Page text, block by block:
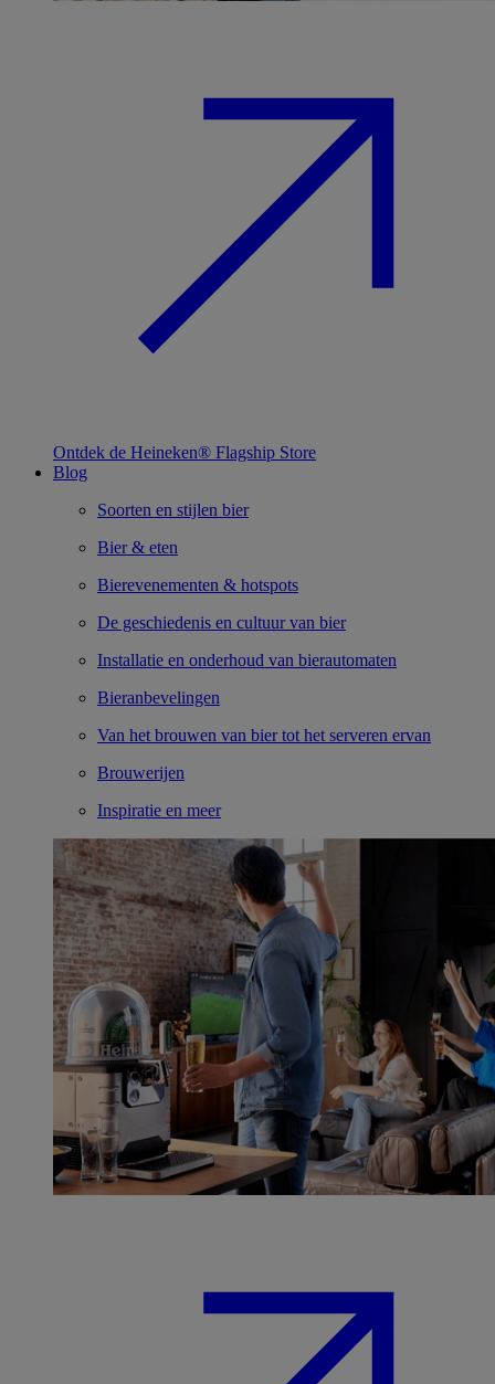
Ontdek de Heineken® Flagship Store
Blog
Soorten en stijlen bier
Bier & eten
Bierevenementen & hotspots
De geschiedenis en cultuur van bier
Installatie en onderhoud van bierautomaten
Bieranbevelingen
Van het brouwen van bier tot het serveren ervan
Brouwerijen
Inspiratie en meer